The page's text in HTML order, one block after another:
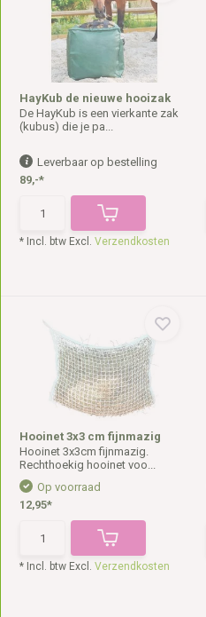
HayKub de nieuwe hooizak
De HayKub is een vierkante zak
(kubus) die je pa...
Leverbaar op bestelling
89,-*
* Incl. btw Excl.Verzendkosten
Hooinet 3x3 cm fijnmazig
Hooinet 3x3cm fijnmazig.
Rechthoekig hooinet voo...
Op voorraad
12,95*
* Incl. btw Excl.Verzendkosten